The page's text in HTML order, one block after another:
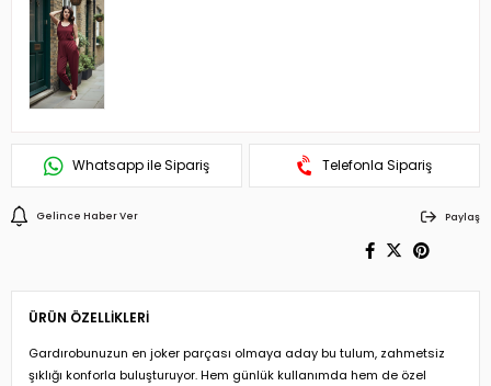
Whatsapp ile Sipariş Telefonla Sipariş
Gelince Haber Ver Paylaş
ÜRÜN ÖZELLIKLERI
Gardırobunuzun en joker parçası olmaya aday bu tulum, zahmetsiz
şıklığı konforla buluşturuyor. Hem günlük kullanımda hem de özel